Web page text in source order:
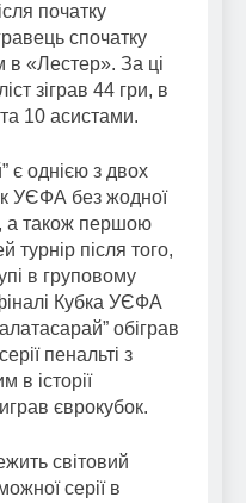
початку
спочатку
в «Лестер». За ці
зіграв 44 гри, в
10 асистами.
є однією з двох
УЄФА без жодної
а також першою
турнір після того,
в груповому
Кубка УЄФА
обіграв
пенальті з
в історії
єврокубок.
світовий
серії в